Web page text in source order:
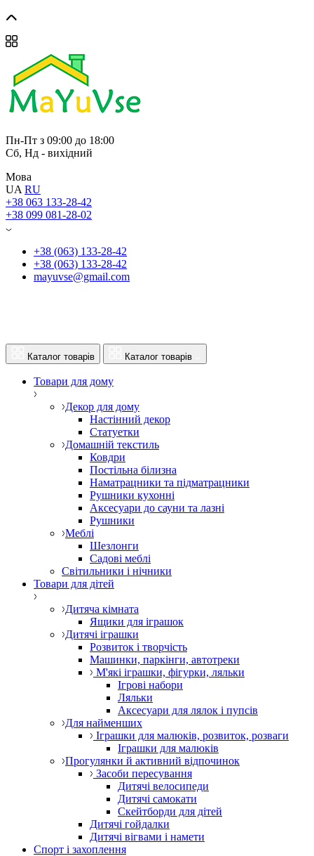
Пн-Пт з 09:00 до 18:00
Сб, Нд - вихідний
Мова
UA RU
+38 063 133-28-42
+38 099 081-28-02
+38 (063) 133-28-42
+38 (063) 133-28-42
mayuvse@gmail.com
Каталог товарів Каталог товарів
Товари для дому
Декор для дому
Настінний декор
Статуетки
Домашній текстиль
Ковдри
Постільна білизна
Наматрацники та підматрацники
Рушники кухонні
Аксесуари до сауни та лазні
Рушники
Меблі
Шезлонги
Садові меблі
Світильники і нічники
Товари для дітей
Дитяча кімната
Ящики для іграшок
Дитячі іграшки
Розвиток і творчість
Машинки, паркінги, автотреки
М'які іграшки, фігурки, ляльки
Ігрові набори
Ляльки
Аксесуари для лялок і пупсів
Для найменших
Іграшки для малюків, розвиток, розваги
Іграшки для малюків
Прогулянки й активний відпочинок
Засоби пересування
Дитячі велосипеди
Дитячі самокати
Скейтборди для дітей
Дитячі гойдалки
Дитячі вігвами і намети
Спорт і захоплення